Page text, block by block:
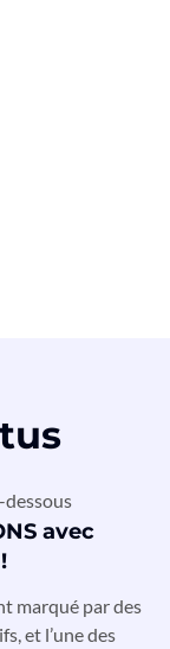
dessous
avec
marqué par des
et l’une des